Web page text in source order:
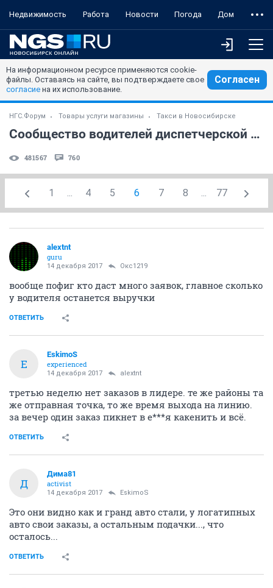
Недвижимость Работа Новости Погода Дом
На информационном ресурсе применяются cookie-
файлы. Оставаясь на сайте, вы подтверждаете свое
согласие на их использование.
Согласен
НГС.Форум Товары услуги магазины Такси в Новосибирске
Сообщество водителей диспетчерской службы "Лидер" (часть 6)
481567 760
1 ... 4 5 6 7 8 ... 77
alextnt
guru
14 декабря 2017 Окс1219
вообще пофиг кто даст много заявок, главное сколько
у водителя останется выручки
ОТВЕТИТЬ
E
EskimoS
experienced
14 декабря 2017 alextnt
третью неделю нет заказов в лидере. те же районы та
же отправная точка, то же время выхода на линию.
за вечер один заказ пикнет в е***я какенить и всё.
ОТВЕТИТЬ
Д
Дима81
activist
14 декабря 2017 EskimoS
Это они видно как и гранд авто стали, у логатипных
авто свои заказы, а остальным подачки..., что
осталось...
ОТВЕТИТЬ